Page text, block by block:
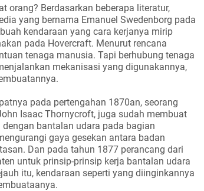
orang? Berdasarkan beberapa literatur,
yang bernama Emanuel Swedenborg pada
kendaraan yang cara kerjanya mirip
pada Hovercraft. Menurut rencana
tenaga manusia. Tapi berhubung tenaga
mekanisasi yang digunakannya,
pada pertengahan 1870an, seorang
Isaac Thornycroft, juga sudah membuat
bantalan udara pada bagian
gaya gesekan antara badan
Dan pada tahun 1877 perancang dari
untuk prinsip-prinsip kerja bantalan udara
itu, kendaraan seperti yang diinginkannya